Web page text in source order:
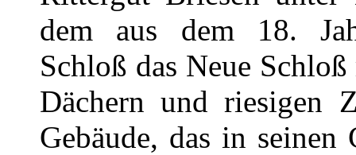
dem aus dem 18.
Schloß das Neue
Dächern und riesigen
Gebäude, das in seinen